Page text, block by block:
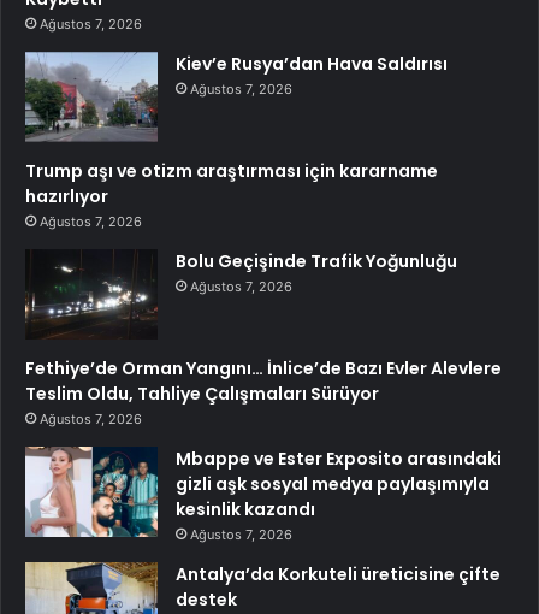
Ağustos 7, 2026
Kiev’e Rusya’dan Hava Saldırısı
Ağustos 7, 2026
Trump aşı ve otizm araştırması için kararname
hazırlıyor
Ağustos 7, 2026
Bolu Geçişinde Trafik Yoğunluğu
Ağustos 7, 2026
Fethiye’de Orman Yangını… İnlice’de Bazı Evler Alevlere
Teslim Oldu, Tahliye Çalışmaları Sürüyor
Ağustos 7, 2026
Mbappe ve Ester Exposito arasındaki
gizli aşk sosyal medya paylaşımıyla
kesinlik kazandı
Ağustos 7, 2026
Antalya’da Korkuteli üreticisine çifte
destek